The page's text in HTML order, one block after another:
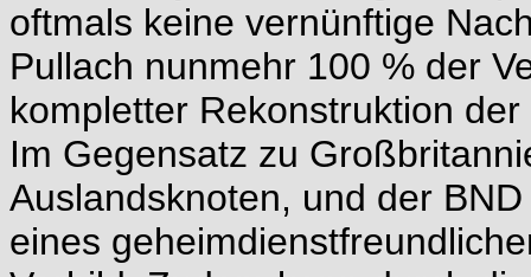
oftmals keine vernünftige
Pullach nunmehr 100 % der
kompletter Rekonstruktion
Im Gegensatz zu
Auslandsknoten, und der
eines